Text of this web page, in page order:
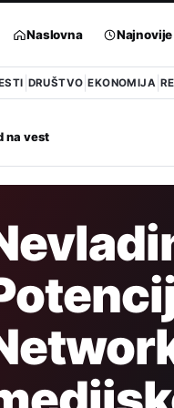
Naslovna Najnovije
DRUŠTVO EKONOMIJA
na vest